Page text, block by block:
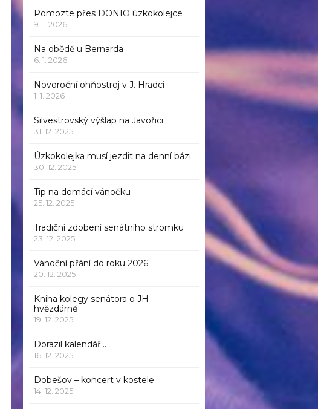
Pomozte přes DONIO úzkokolejce
9. 1. 2026
Na obědě u Bernarda
6. 1. 2026
Novoroční ohňostroj v J. Hradci
1. 1. 2026
Silvestrovský výšlap na Javořici
31. 12. 2025
Úzkokolejka musí jezdit na denní bázi
30. 12. 2025
Tip na domácí vánočku
25. 12. 2025
Tradiční zdobení senátního stromku
23. 12. 2025
Vánoční přání do roku 2026
20. 12. 2025
Kniha kolegy senátora o JH
hvězdárně
19. 12. 2025
Dorazil kalendář…
16. 12. 2025
Dobešov – koncert v kostele
14. 12. 2025